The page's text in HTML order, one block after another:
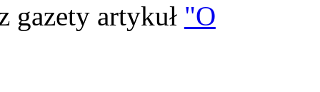
gazety artykuł "O